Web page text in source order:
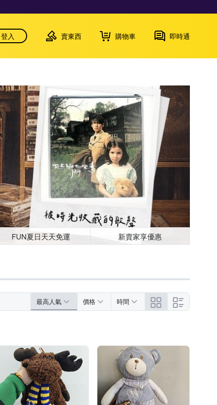
登入 賣東西 購物車 即時通
FUN夏日天天免運 新賣家享優惠
最高人氣 價格 時間